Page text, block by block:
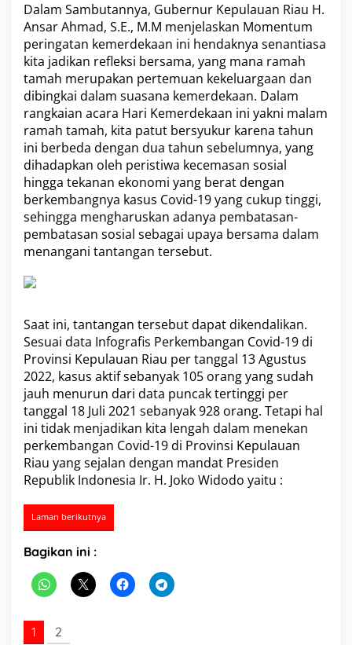
k
a
t
P
r
o
v
i
n
s
K
e
p
u
l
a
u
a
u
T
a
h
u
n
2
0
2
D
Dalam Sambutannya, Gubernur Kepulauan Riau H.
Ansar Ahmad, S.E., M.M menjelaskan Momentum
peringatan kemerdekaan ini hendaknya senantiasa
kita jadikan refleksi bersama, yang mana ramah
tamah merupakan pertemuan kekeluargaan dan
dibingkai dalam suasana kemerdekaan. Dalam
rangkaian acara Hari Kemerdekaan ini yakni malam
ramah tamah, kita patut bersyukur karena tahun
ini berbeda dengan dua tahun sebelumnya, yang
dihadapkan oleh peristiwa kecemasan sosial
hingga tekanan ekonomi yang berat dengan
berkembangnya kasus Covid-19 yang cukup tinggi,
sehingga mengharuskan adanya pembatasan-
pembatasan sosial sebagai upaya bersama dalam
menangani tantangan tersebut.
Saat ini, tantangan tersebut dapat dikendalikan.
Sesuai data Infografis Perkembangan Covid-19 di
Provinsi Kepulauan Riau per tanggal 13 Agustus
2022, kasus aktif sebanyak 105 orang yang sudah
jauh menurun dari data puncak tertinggi per
tanggal 18 Juli 2021 sebanyak 928 orang. Tetapi hal
ini tidak menjadikan kita lengah dalam menekan
perkembangan Covid-19 di Provinsi Kepulauan
Riau yang sejalan dengan mandat Presiden
Republik Indonesia Ir. H. Joko Widodo yaitu :
Laman berikutnya
Bagikan ini :
1 2